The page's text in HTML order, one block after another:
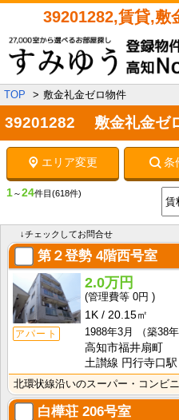
39201282,賃貸,敷
TOP 敷金礼金ゼロ物件
39201282 敷金礼金ゼ
エリア変更 条
1～24件目 (618件)
↓チェックしてお問合せ
第２登勢 4階西号室
アパート
2.0万円
0円
1K
20.15㎡
1988年3月
（築38年
高知市福井扇町
土讃線 円行寺口
白樺荘 206号室